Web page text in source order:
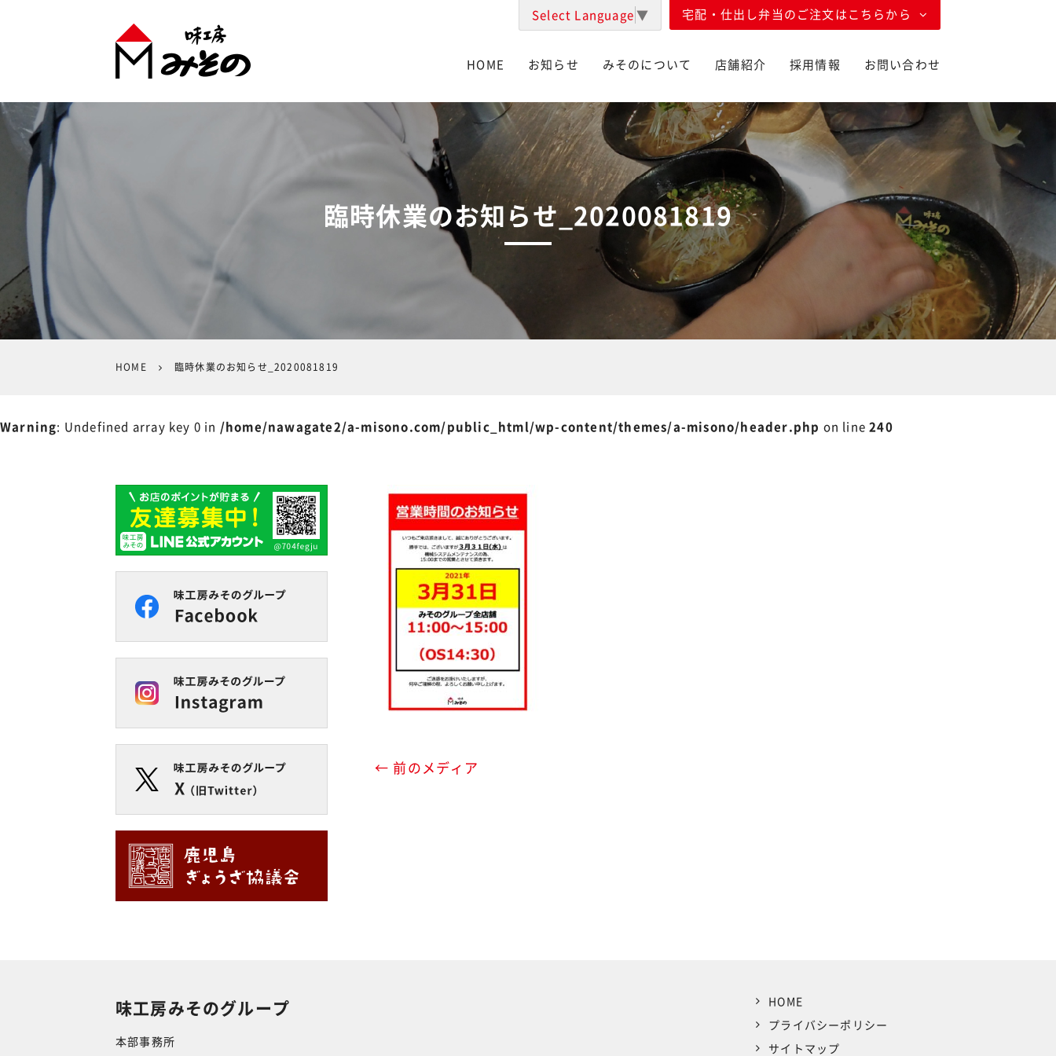
Select Language▼ 宅配・仕出し弁当のご注文はこちらから
HOME お知らせ みそのについて 店舗紹介 採用情報 お問い合わせ
臨時休業のお知らせ_2020081819
HOME 臨時休業のお知らせ_2020081819
Warning: Undefined array key 0 in /home/nawagate2/a-misono.com/public_html/wp-content/themes/a-misono/header.php on line240
← 前のメディア
味工房みそのグループ
本部事務所
HOME
プライバシーポリシー
サイトマップ